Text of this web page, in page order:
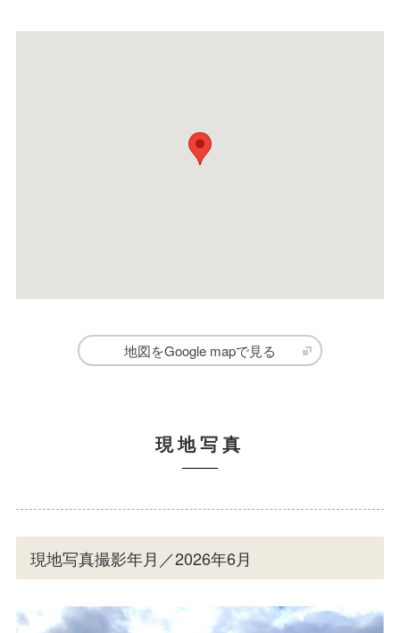
地図をGoogle mapで見る
現地写真
現地写真撮影年月／2026年6月